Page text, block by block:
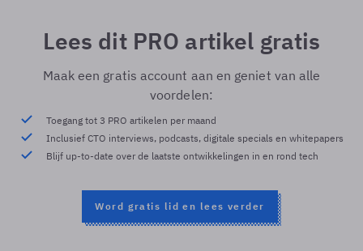
Lees dit PRO artikel gratis
Maak een gratis account aan en geniet van alle
voordelen:
Toegang tot 3 PRO artikelen per maand
Inclusief CTO interviews, podcasts, digitale specials en whitepapers
Blijf up-to-date over de laatste ontwikkelingen in en rond tech
Word gratis lid en lees verder